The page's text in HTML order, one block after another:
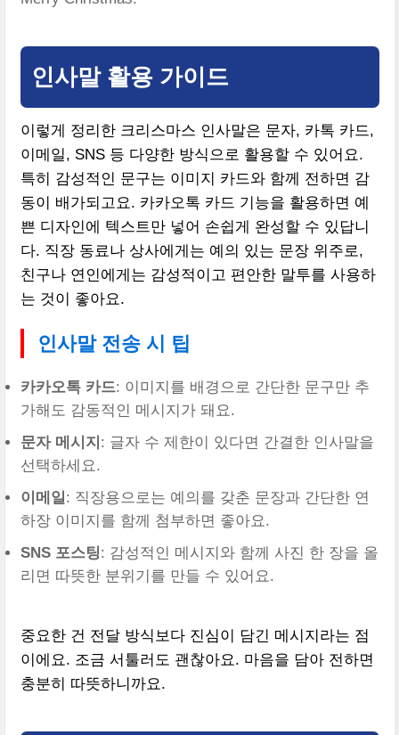
인사말 활용 가이드
이렇게 정리한 크리스마스 인사말은 문자, 카톡 카드,
이메일, SNS 등 다양한 방식으로 활용할 수 있어요.
특히 감성적인 문구는 이미지 카드와 함께 전하면 감
동이 배가되고요. 카카오톡 카드 기능을 활용하면 예
쁜 디자인에 텍스트만 넣어 손쉽게 완성할 수 있답니
다. 직장 동료나 상사에게는 예의 있는 문장 위주로,
친구나 연인에게는 감성적이고 편안한 말투를 사용하
는 것이 좋아요.
인사말 전송 시 팁
카카오톡 카드: 이미지를 배경으로 간단한 문구만 추
가해도 감동적인 메시지가 돼요.
문자 메시지 : 글자 수 제한이 있다면 간결한 인사말을
선택하세요.
이메일: 직장용으로는 예의를 갖춘 문장과 간단한 연
하장 이미지를 함께 첨부하면 좋아요.
SNS 포스팅: 감성적인 메시지와 함께 사진 한 장을 올
리면 따뜻한 분위기를 만들 수 있어요.
중요한 건 전달 방식보다 진심이 담긴 메시지라는 점
이에요. 조금 서툴러도 괜찮아요. 마음을 담아 전하면
충분히 따뜻하니까요.